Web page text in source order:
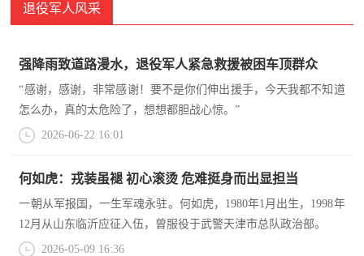
法
规
国
防
知
识
防
知
识
民
退役军人风采
强降雨致道路漫水，退役军人紧急救援被困车顶群众
“感谢，感谢，非常感谢！要不是你们伸出援手，今天我都不知道
怎么办，真的太危险了，想想都胆战心惊。”
2026-06-22 16:01
何如虎：戎装虽褪 初心滚烫 危难挺身而出显担当
一朝从军报国，一生军魂永驻。何如虎，1980年1月出生，1998年
12月从山东临沂应征入伍，曾服役于武警天津市总队政治部。
2026-05-09 16:36